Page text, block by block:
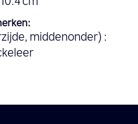
middenonder) :